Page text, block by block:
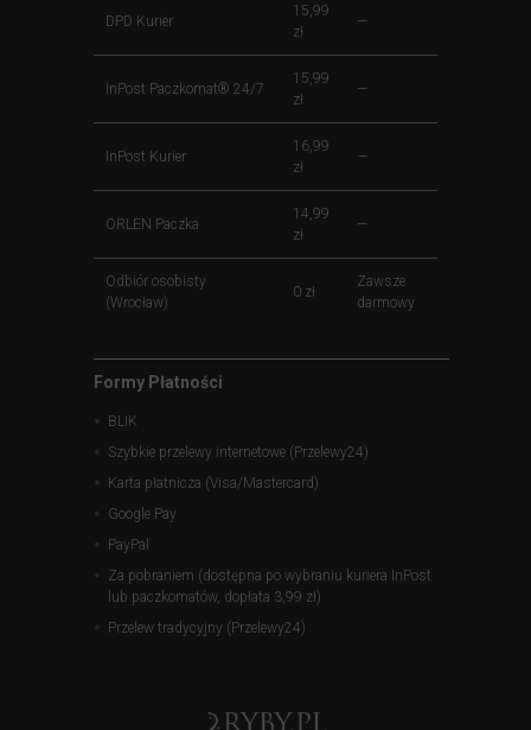
DPD Kurier
15,99
zł
—
InPost Paczkomat® 24/7
15,99
zł
—
InPost Kurier
16,99
zł
—
ORLEN Paczka
14,99
zł
—
Odbiór osobisty
(Wrocław)
0 zł
Zawsze
darmowy
Formy Płatności
BLIK
Szybkie przelewy internetowe (Przelewy24)
Karta płatnicza (Visa/Mastercard)
Google Pay
PayPal
Za pobraniem (dostępna po wybraniu kuriera InPost
lub paczkomatów, dopłata 3,99 zł)
Przelew tradycyjny (Przelewy24)